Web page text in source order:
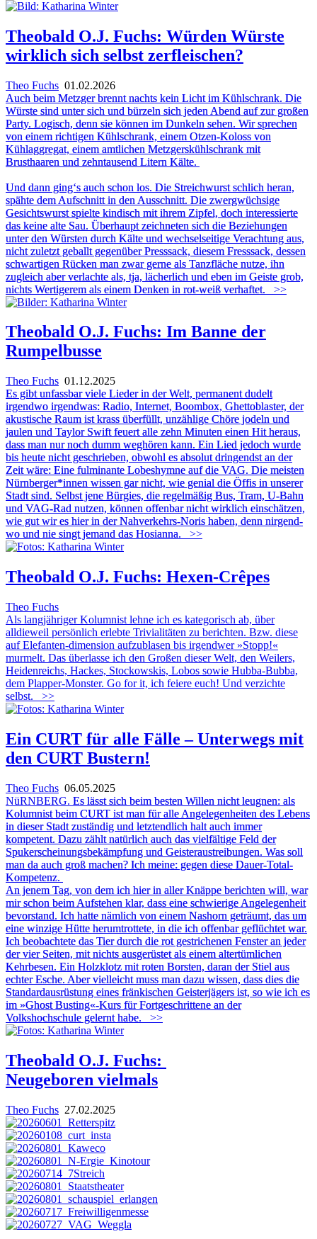
Theobald O.J. Fuchs: Würden Würste
wirklich sich selbst zerfleischen?
Theo Fuchs 01.02.2026
Auch beim Metzger brennt nachts kein Licht im Kühlschrank. Die
Würste sind unter sich und bürzeln sich jeden Abend auf zur großen
Party. Logisch, denn sie können im Dunkeln sehen. Wir sprechen
von einem richtigen Kühlschrank, einem Otzen-Koloss von
Kühlaggregat, einem amtlichen Metzgerskühlschrank mit
Brusthaaren und zehntausend Litern Kälte.
Und dann ging‘s auch schon los. Die Streichwurst schlich heran,
spähte dem Aufschnitt in den Ausschnitt. Die zwergwüchsige
Gesichtswurst spielte kindisch mit ihrem Zipfel, doch interessierte
das keine alte Sau. Überhaupt zeichneten sich die Beziehungen
unter den Würsten durch Kälte und wechselseitige Verachtung aus,
nicht zuletzt geballt gegenüber Presssack, diesem Fresssack, dessen
schwartigen Rücken man zwar gerne als Tanzfläche nutze, ihn
zugleich aber verlachte als, tja, lächerlich und eben im Geiste grob,
nichts Wertigerem als einem Denken in rot-weiß verhaftet.
>>
Theobald O.J. Fuchs: Im Banne der
Rumpelbusse
Theo Fuchs 01.12.2025
Es gibt unfassbar viele Lieder in der Welt, permanent dudelt
irgendwo irgendwas: Radio, Internet, Boombox, Ghettoblaster, der
akustische Raum ist krass überfüllt, unzählige Chöre jodeln und
jaulen und Taylor Swift feuert alle zehn Minuten einen Hit heraus,
dass man nur noch dumm weghören kann. Ein Lied jedoch wurde
bis heute nicht geschrieben, obwohl es absolut dringendst an der
Zeit wäre: Eine fulminante Lobeshymne auf die VAG. Die meisten
Nürnberger*innen wissen gar nicht, wie genial die Öffis in unserer
Stadt sind. Selbst jene Bürgies, die regelmäßig Bus, Tram, U-Bahn
und VAG-Rad nutzen, können offenbar nicht wirklich einschätzen,
wie gut wir es hier in der Nahverkehrs-Noris haben, denn nirgend-
wo und nie singt jemand das Hosianna.
>>
Theobald O.J. Fuchs: Hexen-Crêpes
Theo Fuchs
Als langjähriger Kolumnist lehne ich es kategorisch ab, über
alldieweil persönlich erlebte Trivialitäten zu berichten. Bzw. diese
auf Elefanten-dimension aufzublasen bis irgendwer »Stopp!«
murmelt. Das überlasse ich den Großen dieser Welt, den Weilers,
Heidenreichs, Hackes, Stockowskis, Lobos sowie Hubba-Bubba,
dem Plapper-Monster. Go for it, ich feiere euch! Und verzichte
selbst.
>>
Ein CURT für alle Fälle – Unterwegs mit
den CURT Bustern!
Theo Fuchs 06.05.2025
NüRNBERG. Es lässt sich beim besten Willen nicht leugnen: als
Kolumnist beim CURT ist man für alle Angelegenheiten des Lebens
in dieser Stadt zuständig und letztendlich halt auch immer
kompetent. Dazu zählt natürlich auch das vielfältige Feld der
Spukerscheinungsbekämpfung und Geisteraustreibungen. Was soll
man da auch groß machen? Ich meine: gegen diese Dauer-Total-
Kompetenz.
An jenem Tag, von dem ich hier in aller Knäppe berichten will, war
mirschon beim Aufstehen klar, dass eine schwierige Angelegenheit
bevorstand. Ich hatte nämlich von einem Nashorn geträumt, das um
eine winzige Hütte herumtrottete, in die ich offenbar geflüchtet war.
Ich beobachtete das Tier durch die rot gestrichenen Fenster an jeder
der vier Seiten, mit nichts ausgerüstet als einem altertümlichen
Kehrbesen. Ein Holzklotz mit roten Borsten, daran der Stiel aus
echter Esche. Aber vielleicht muss man dazu wissen, dass dies die
Standardausrüstung eines fränkischen Geisterjägers ist, so wie ich es
im »Ghost Busting«-Kurs für Fortgeschrittene an der
Volkshochschule gelernt habe.
>>
Theobald O.J. Fuchs:
Neugeboren vielmals
Theo Fuchs 27.02.2025